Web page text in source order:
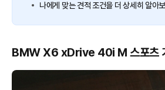
나에게 맞는 견적 조건을 더 상세히 알아
BMW X6 xDrive 40i M 스포츠